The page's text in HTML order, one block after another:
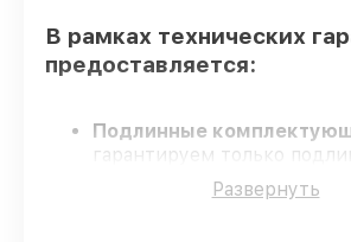
В рамках технических
предоставляется:
Подлинные
гарантируем только
для цифровых пианино.
Опытные мастера–
Развернуть